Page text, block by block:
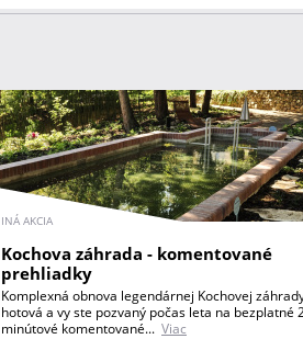
INÁ AKCIA
Kochova záhrada - komentované
prehliadky
Komplexná obnova legendárnej Kochovej
hotová a vy ste pozvaný počas leta na bezplatné
minútové komentované... Viac